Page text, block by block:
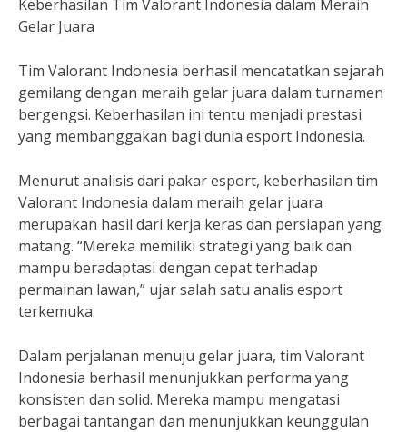
Keberhasilan Tim Valorant Indonesia dalam Meraih
Gelar Juara
Tim Valorant Indonesia berhasil mencatatkan sejarah
gemilang dengan meraih gelar juara dalam turnamen
bergengsi. Keberhasilan ini tentu menjadi prestasi
yang membanggakan bagi dunia esport Indonesia.
Menurut analisis dari pakar esport, keberhasilan tim
Valorant Indonesia dalam meraih gelar juara
merupakan hasil dari kerja keras dan persiapan yang
matang. “Mereka memiliki strategi yang baik dan
mampu beradaptasi dengan cepat terhadap
permainan lawan,” ujar salah satu analis esport
terkemuka.
Dalam perjalanan menuju gelar juara, tim Valorant
Indonesia berhasil menunjukkan performa yang
konsisten dan solid. Mereka mampu mengatasi
berbagai tantangan dan menunjukkan keunggulan